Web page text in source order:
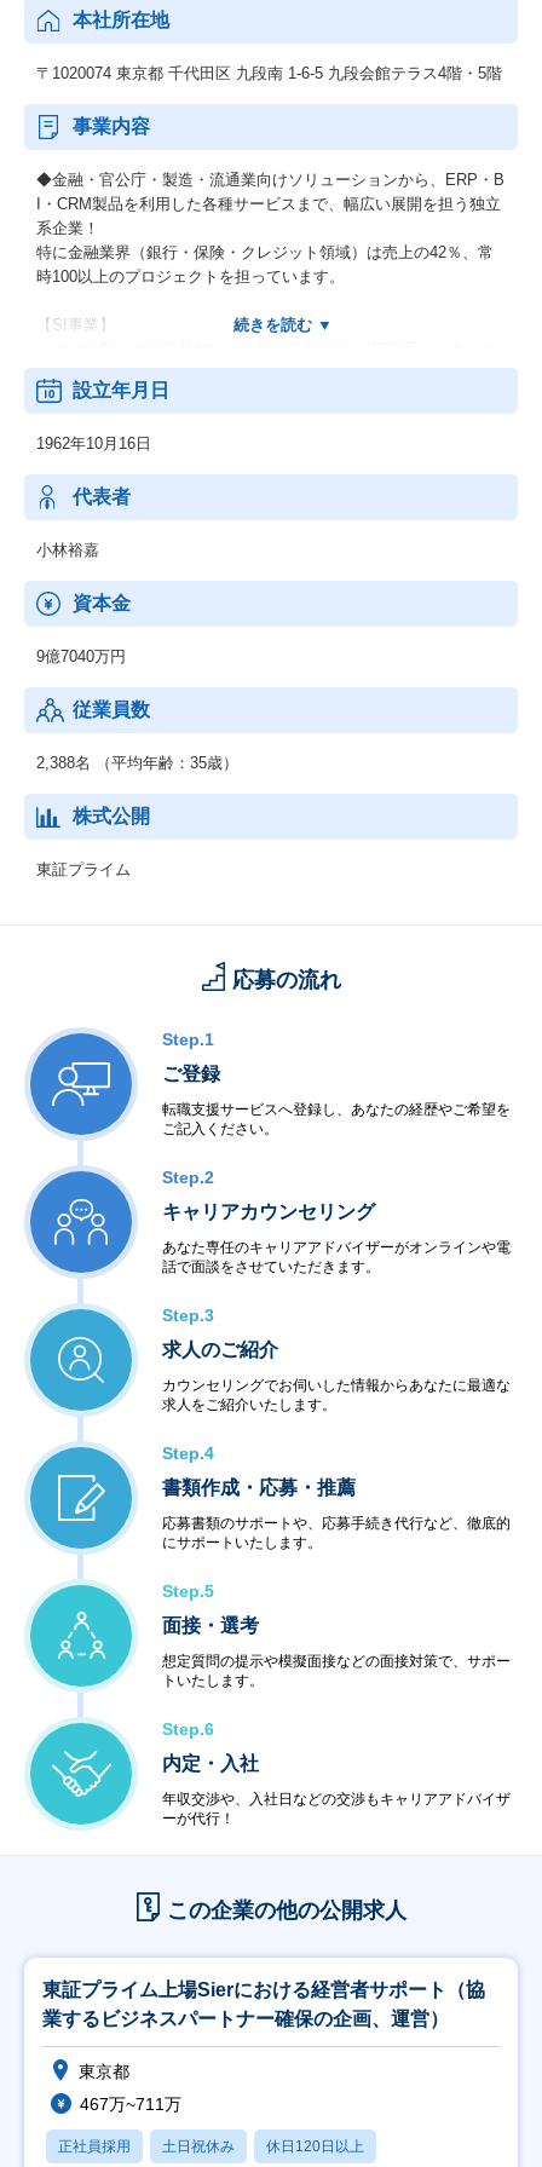
本社所在地
〒1020074 東京都 千代田区 九段南 1-6-5 九段会館テラス4階・5階
事業内容
◆金融・官公庁・製造・流通業向けソリューションから、ERP・B
I・CRM製品を利用した各種サービスまで、幅広い展開を担う独立
系企業！
特に金融業界（銀行・保険・クレジット領域）は売上の42％、常
時100以上のプロジェクトを担っています。
【SI事業】
システム、ミッションクリティカル業務などのサービスを提供
・公共・公益分野：公共・公益業界向けに、電子政府系システ
【自社クラウドサービス事業】
・携帯電話のカメラを活用した報告書作成のためのソリューショ
ンやセールスフォース・ドットコムのSalesforce CRM 及び社内ネ
ットワーク完結のプライベートAI「Nenoa」を提供
設立年月日
1962年10月16日
代表者
小林裕嘉
資本金
9億7040万円
従業員数
2,388名 （平均年齢：35歳）
株式公開
東証プライム
応募の流れ
Step.1
ご登録
転職支援サービスへ登録し、あなたの経歴やご希望を
ご記入ください。
Step.2
キャリアカウンセリング
あなた専任のキャリアアドバイザーがオンラインや電
話で面談をさせていただきます。
Step.3
求人のご紹介
カウンセリングでお伺いした情報からあなたに最適な
求人をご紹介いたします。
Step.4
書類作成・応募・推薦
応募書類のサポートや、応募手続き代行など、徹底的
にサポートいたします。
Step.5
面接・選考
想定質問の提示や模擬面接などの面接対策で、サポー
トいたします。
Step.6
内定・入社
年収交渉や、入社日などの交渉もキャリアアドバイザ
ーが代行！
この企業の他の公開求人
東証プライム上場Sierにおける経営者サポート（協
業するビジネスパートナー確保の企画、運営）
東京都
467万~711万
正社員採用 土日祝休み 休日120日以上